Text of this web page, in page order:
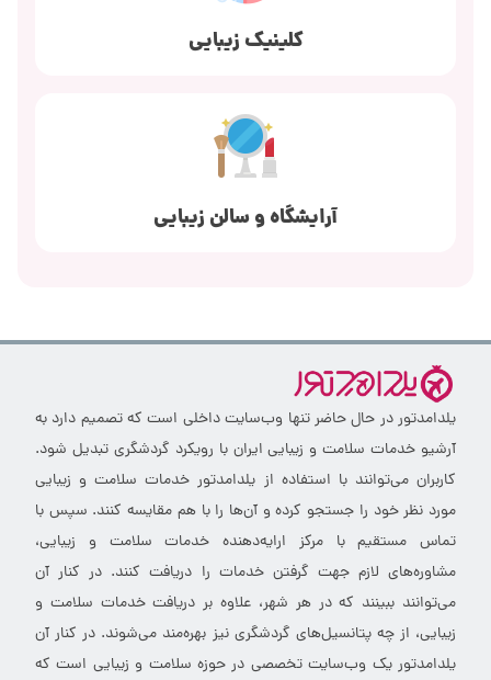
کلینیک زیبایی
آرایشگاه و سالن زیبایی
یلدامدتور در حال حاضر تنها وب‌سایت داخلی است که تصمیم دارد به
آرشیو خدمات سلامت و زیبایی ایران با رویکرد گردشگری تبدیل شود.
کاربران می‌توانند با استفاده از یلدامدتور خدمات سلامت و زیبایی
مورد نظر خود را جستجو کرده و آن‌ها را با هم مقایسه کنند. سپس با
تماس مستقیم با مرکز ارایه‌دهنده خدمات سلامت و زیبایی،
مشاوره‌های لازم جهت گرفتن خدمات را دریافت کنند. در کنار آن
می‌توانند ببینند که در هر شهر، علاوه بر دریافت خدمات سلامت و
زیبایی، از چه پتانسیل‌های گردشگری نیز بهره‌مند می‌شوند. در کنار آن
یلدامدتور یک وب‌سایت تخصصی در حوزه سلامت و زیبایی است که